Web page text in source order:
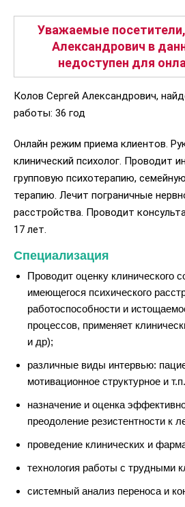
Уважаемые
Александрович в
недоступен для
Колов Сергей Александрович,
работы: 36 год
Онлайн режим приема клиентов.
клинический психолог. Проводит
групповую психотерапию,
терапию. Лечит пограничные
расстройства. Проводит
17 лет.
Специализация
Проводит оценку клинического
имеющегося психического
работоспособности и
процессов, применяет
и др);
различные виды интервью:
мотивационное структурное и
назначение и оценка
преодоление резистентности к
проведение клинических и
технология работы с трудными
системный анализ переноса и